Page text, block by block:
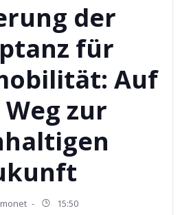
der
für
Auf
zur
- 15:50